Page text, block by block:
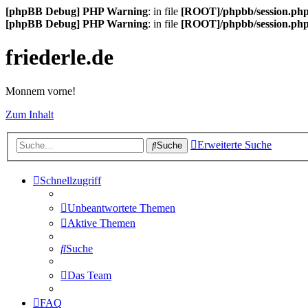
[phpBB Debug] PHP Warning: in file [ROOT]/phpbb/
[phpBB Debug] PHP Warning: in file [ROOT]/phpbb/
friederle.de
Monnem vorne!
Zum Inhalt
Suche Erweiterte Suche
Schnellzugriff
Unbeantwortete Themen
Aktive Themen
Suche
Das Team
FAQ